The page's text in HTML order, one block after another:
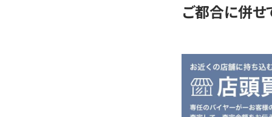
ご都合に併せ